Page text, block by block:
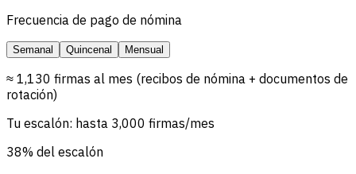
Frecuencia de pago de nómina
Semanal Quincenal Mensual
≈ 1,130 firmas al mes (recibos de nómina + documentos de
rotación)
Tu escalón: hasta 3,000 firmas/mes
38% del escalón